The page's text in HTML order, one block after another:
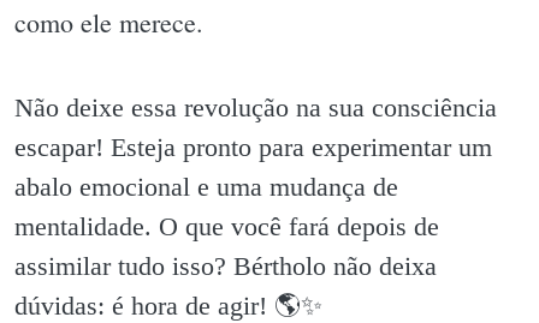
como ele merece.
Não deixe essa revolução na sua consciência
escapar! Esteja pronto para experimentar um
abalo emocional e uma mudança de
mentalidade. O que você fará depois de
assimilar tudo isso? Bértholo não deixa
dúvidas: é hora de agir! 🌎✨️